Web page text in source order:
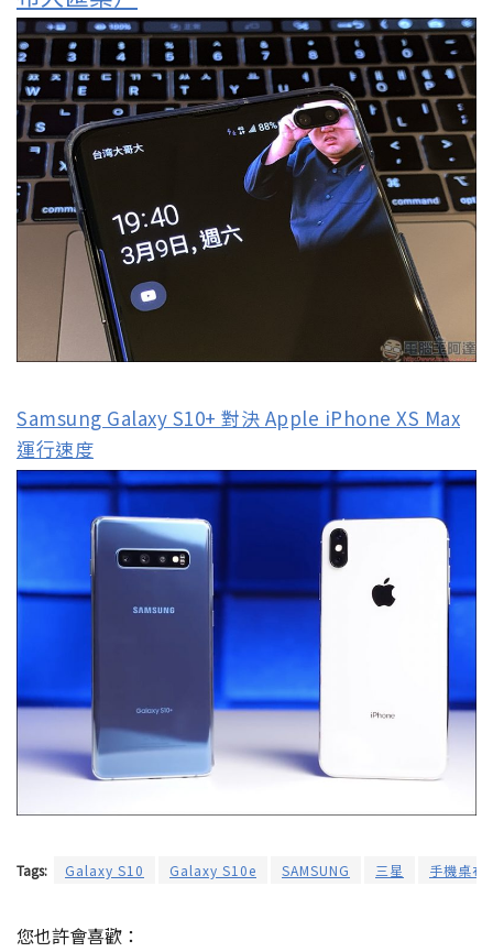
Samsung Galaxy S10+ 對決 Apple iPhone XS Max
運行速度
Tags: Galaxy S10 Galaxy S10e SAMSUNG 三星 手機桌布
您也許會喜歡：